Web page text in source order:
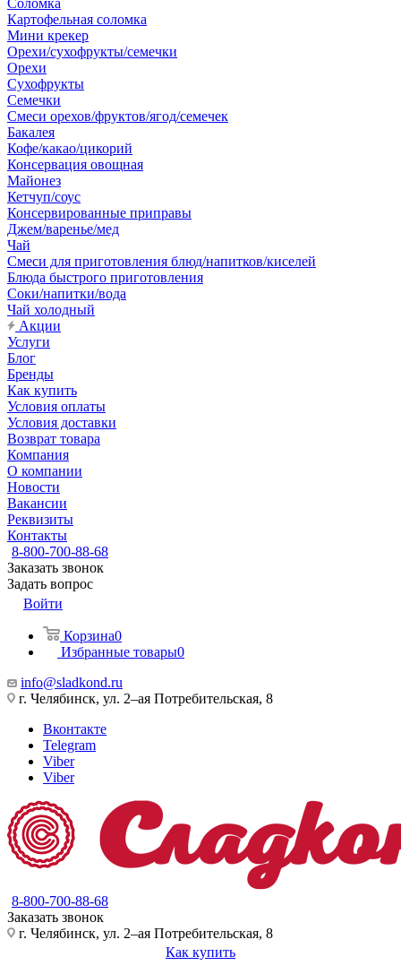
Соломка
Картофельная соломка
Мини крекер
Орехи/сухофрукты/семечки
Орехи
Сухофрукты
Семечки
Смеси орехов/фруктов/ягод/семечек
Бакалея
Кофе/какао/цикорий
Консервация овощная
Майонез
Кетчуп/соус
Консервированные приправы
Джем/варенье/мед
Чай
Смеси для приготовления блюд/напитков/киселей
Блюда быстрого приготовления
Соки/напитки/вода
Чай холодный
Акции
Услуги
Блог
Бренды
Как купить
Условия оплаты
Условия доставки
Возврат товара
Компания
О компании
Новости
Вакансии
Реквизиты
Контакты
8-800-700-88-68
Заказать звонок
Задать вопрос
Войти
Корзина0
Избранные товары0
info@sladkond.ru
г. Челябинск, ул. 2–ая Потребительская, 8
Вконтакте
Telegram
Viber
Viber
8-800-700-88-68
Заказать звонок
г. Челябинск, ул. 2–ая Потребительская, 8
Как купить